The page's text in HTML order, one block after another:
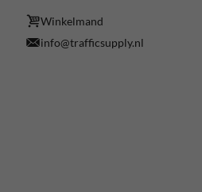
Winkelmand
info@trafficsupply.nl